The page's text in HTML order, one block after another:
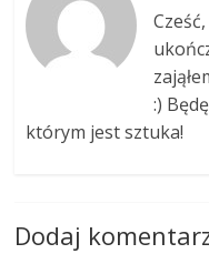
:)
którym jest sztuka!
Dodaj